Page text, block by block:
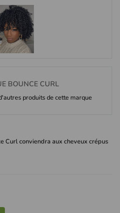
BOUNCE CURL
produits de cette marque
Curl conviendra aux cheveux crépus